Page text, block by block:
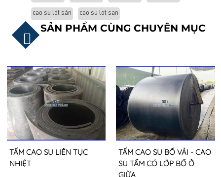
cao su lót sàn cao su lot san
SẢN PHẨM CÙNG CHUYÊN MỤC
TẤM CAO SU BỐ VẢI - CAO
SU TẤM CÓ LỚP BỐ Ở
TẤM CAO SU BỐ LÓT SÀN
CÔNG NGHIỆP
Liên hệ